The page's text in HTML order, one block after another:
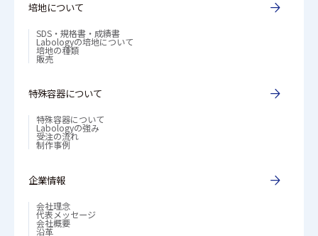
培地について
SDS・規格書・成績書
Labologyの培地について
培地の種類
販売
特殊容器について
特殊容器について
Labologyの強み
受注の流れ
制作事例
企業情報
会社理念
代表メッセージ
会社概要
沿革